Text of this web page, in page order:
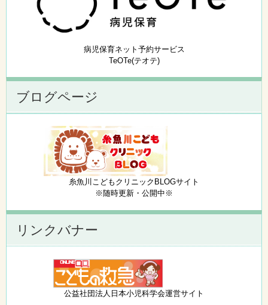
病児保育ネット予約サービス
TeOTe(テオテ)
ブログページ
糸魚川こどもクリニックBLOGサイト
※随時更新・公開中※
リンクバナー
公益社団法人日本小児科学会運営サイト